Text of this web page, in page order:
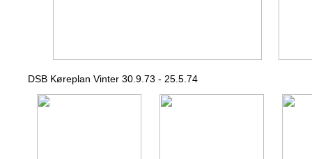
DSB Køreplan Vinter 30.9.73 - 25.5.74